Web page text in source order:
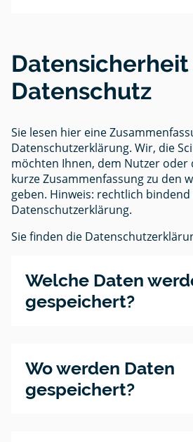
Datenschutz
Sie lesen hier eine
Datenschutzerklärung. Wir, die
möchten Ihnen, dem Nutzer oder
kurze Zusammenfassung zu den
geben. Hinweis: rechtlich
Datenschutzerklärung.
Sie finden die
Welche Daten
gespeichert?
Wo werden Daten
gespeichert?